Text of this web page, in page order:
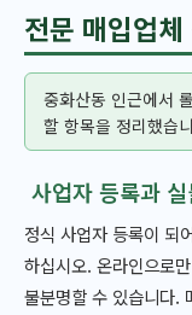
전문 매입업
중화산동 인근에서
할 항목을 정리했습
사업자 등록과
정식 사업자 등록이 되
하십시오. 온라인으로
불분명할 수 있습니다.